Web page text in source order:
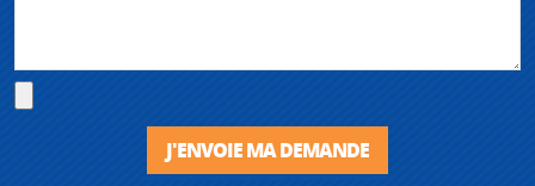
J'ENVOIE MA DEMANDE